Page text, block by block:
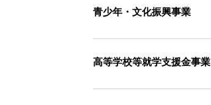
青少年・文化振興事業
高等学校等就学支援金事業